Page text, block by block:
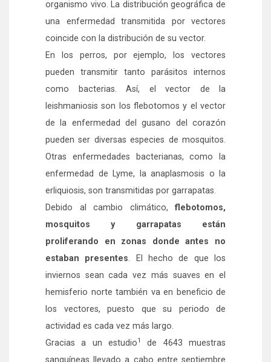
organismo vivo. La distribución geográfica de
una enfermedad transmitida por vectores
coincide con la distribución de su vector.
En los perros, por ejemplo, los vectores
pueden transmitir tanto parásitos internos
como bacterias. Así, el vector de la
leishmaniosis son los flebotomos y el vector
de la enfermedad del gusano del corazón
pueden ser diversas especies de mosquitos.
Otras enfermedades bacterianas, como la
enfermedad de Lyme, la anaplasmosis o la
erliquiosis, son transmitidas por garrapatas.
Debido al cambio climático, flebotomos,
mosquitos y garrapatas están
proliferando en zonas donde antes no
estaban presentes. El hecho de que los
inviernos sean cada vez más suaves en el
hemisferio norte también va en beneficio de
los vectores, puesto que su periodo de
actividad es cada vez más largo.
Gracias a un estudio1
de 4643 muestras